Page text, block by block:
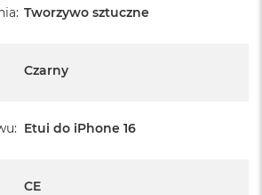
: Tworzywo sztuczne
Czarny
: Etui do iPhone 16
CE